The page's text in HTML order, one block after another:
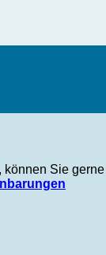
Sie